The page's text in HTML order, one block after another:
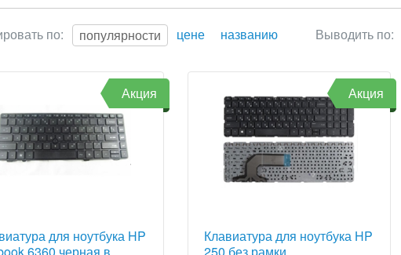
по: популярности цене названию Выводить по:
для ноутбука HP
Акция
Клавиатура для ноутбука HP
Акция